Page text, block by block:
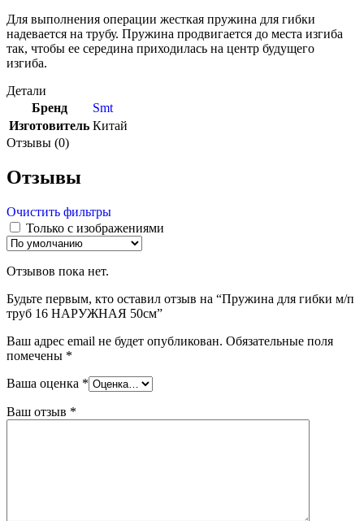
Для выполнения операции жесткая пружина для гибки
надевается на трубу. Пружина продвигается до места изгиба
так, чтобы ее середина приходилась на центр будущего
изгиба.
Детали
Бренд
Smt
Изготовитель Китай
Отзывы (0)
Отзывы
Очистить фильтры
Только с изображениями
Отзывов пока нет.
Будьте первым, кто оставил отзыв на “Пружина для гибки м/п
труб 16 НАРУЖНАЯ 50см”
Ваш адрес email не будет опубликован. Обязательные поля
помечены *
Ваша оценка *
Ваш отзыв *